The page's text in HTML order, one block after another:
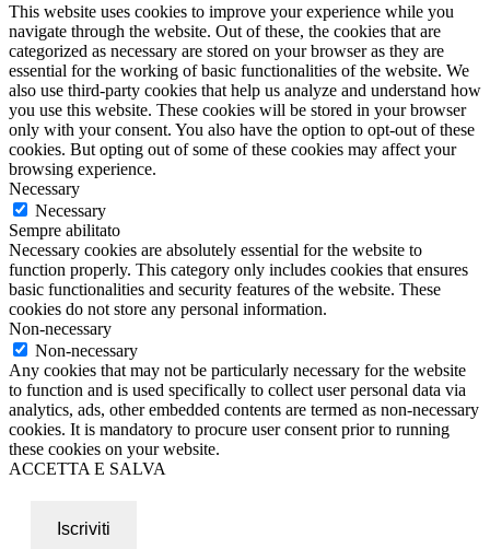
This website uses cookies to improve your experience while you
navigate through the website. Out of these, the cookies that are
categorized as necessary are stored on your browser as they are
essential for the working of basic functionalities of the website. We
also use third-party cookies that help us analyze and understand how
you use this website. These cookies will be stored in your browser
only with your consent. You also have the option to opt-out of these
cookies. But opting out of some of these cookies may affect your
browsing experience.
Necessary
Necessary
Sempre abilitato
Necessary cookies are absolutely essential for the website to
function properly. This category only includes cookies that ensures
basic functionalities and security features of the website. These
cookies do not store any personal information.
Non-necessary
Non-necessary
Any cookies that may not be particularly necessary for the website
to function and is used specifically to collect user personal data via
analytics, ads, other embedded contents are termed as non-necessary
cookies. It is mandatory to procure user consent prior to running
these cookies on your website.
ACCETTA E SALVA
Iscriviti